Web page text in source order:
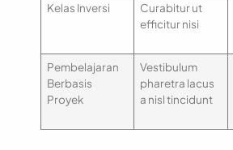
Kelas Inversi
Curabitur ut
efficitur nisi
Pembelajaran
Berbasis
Proyek
Vestibulum
pharetra lacus
a nisl tincidunt